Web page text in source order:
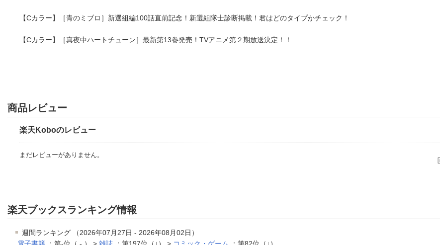
【Cカラー】［青のミブロ］新選組編100話直前記念！新選組隊士診断掲載！君はどのタイプかチェック！
【Cカラー】［真夜中ハートチューン］最新第13巻発売！TVアニメ第２期放送決定！！
商品レビュー
楽天Koboのレビュー
まだレビューがありません。
楽天ブックスランキング情報
週間ランキング （2026年07月27日 - 2026年08月02日）
電子書籍 ：第-位（ - ） > 雑誌 ：第197位（↓） > コミック・ゲーム ：第82位（↓）